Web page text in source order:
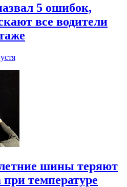
5 ошибок,
все водители
шины теряют
при температуре